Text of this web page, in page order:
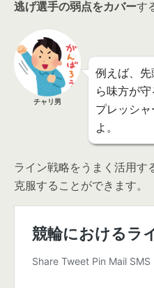
逃げ選手の弱点をカバーす
チャリ男
例えば、
ら味方が
プレッシ
よ。
ライン戦略をうまく活用す
克服することができます。